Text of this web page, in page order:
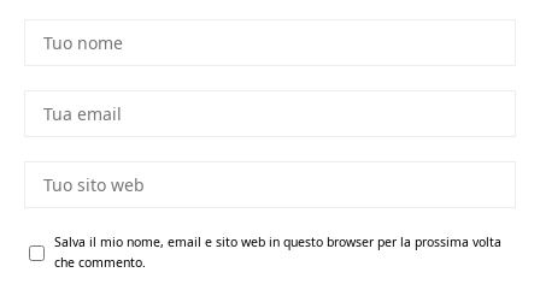
Salva il mio nome, email e sito web in questo browser per la prossima volta
che commento.